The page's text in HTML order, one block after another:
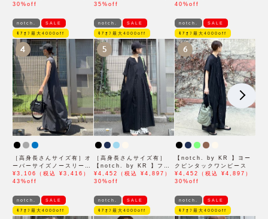
30%off
35%off
40%off
notch. SALE
ﾓｱｵﾌ最大4000off
4
［高身長さんサイズ有］オ
ーバーサイズノースリーブ
ワンピース
¥3,106（税込 ¥3,416）
43%off
notch. SALE
ﾓｱｵﾌ最大4000off
5
［高身長さんサイズ有］
【notch. by KR 】フロ
ント刺繍スキッパーワンピ
ース
¥4,452（税込 ¥4,897）
30%off
notch. SALE
ﾓｱｵﾌ最大4000off
6
【notch. by KR 】ヨー
クピンタックワンピース
¥4,452（税込 ¥4,897）
30%off
notch. SALE
ﾓｱｵﾌ最大4000off
notch. SALE
ﾓｱｵﾌ最大4000off
notch. SALE
ﾓｱｵﾌ最大4000off